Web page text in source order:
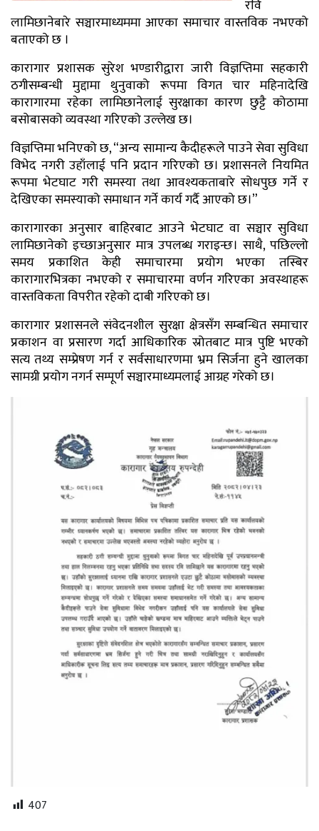
रवि
लामिछानेबारे सञ्चारमाध्यममा आएका समाचार वास्तविक नभएको
बताएको छ ।
कारागार प्रशासक सुरेश भण्डारीद्वारा जारी विज्ञप्तिमा सहकारी
ठगीसम्बन्धी मुद्दामा थुनुवाको रूपमा विगत चार महिनादेखि
कारागारमा रहेका लामिछानेलाई सुरक्षाका कारण छुट्टै कोठामा
बसोबासको व्यवस्था गरिएको उल्लेख छ।
विज्ञप्तिमा भनिएको छ, “अन्य सामान्य कैदीहरूले पाउने सेवा सुविधा
विभेद नगरी उहाँलाई पनि प्रदान गरिएको छ। प्रशासनले नियमित
रूपमा भेटघाट गरी समस्या तथा आवश्यकताबारे सोधपुछ गर्ने र
देखिएका समस्याको समाधान गर्ने कार्य गर्दै आएको छ।”
कारागारका अनुसार बाहिरबाट आउने भेटघाट वा सञ्चार सुविधा
लामिछानेको इच्छाअनुसार मात्र उपलब्ध गराइन्छ। साथै, पछिल्लो
समय प्रकाशित केही समाचारमा प्रयोग भएका तस्बिर
कारागारभित्रका नभएको र समाचारमा वर्णन गरिएका अवस्थाहरू
वास्तविकता विपरीत रहेको दाबी गरिएको छ।
कारागार प्रशासनले संवेदनशील सुरक्षा क्षेत्रसँग सम्बन्धित समाचार
प्रकाशन वा प्रसारण गर्दा आधिकारिक स्रोतबाट मात्र पुष्टि भएको
सत्य तथ्य सम्प्रेषण गर्न र सर्वसाधारणमा भ्रम सिर्जना हुने खालका
सामग्री प्रयोग नगर्न सम्पूर्ण सञ्चारमाध्यमलाई आग्रह गरेको छ।
407